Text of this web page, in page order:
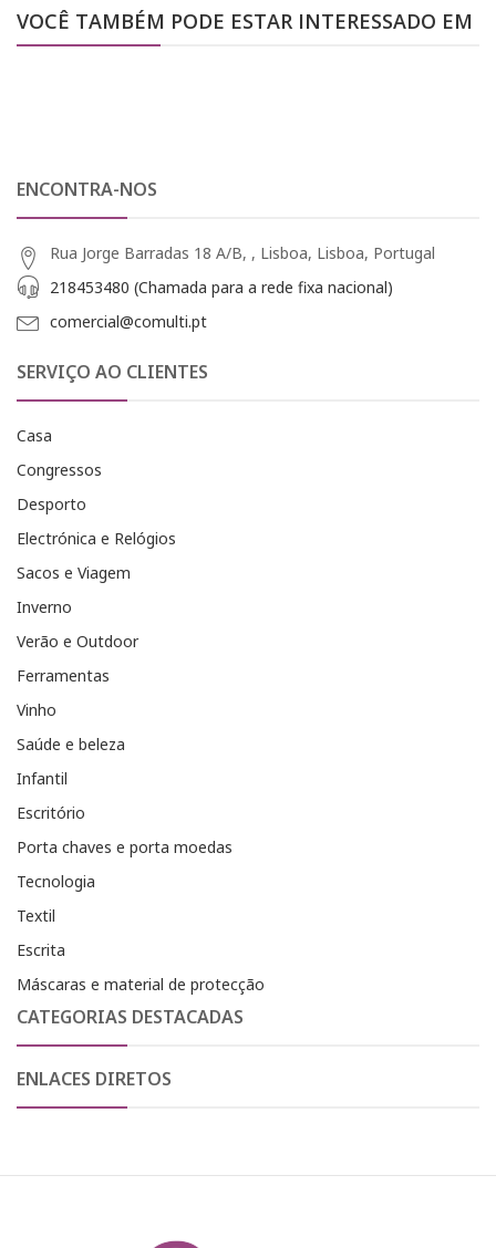
VOCÊ TAMBÉM PODE ESTAR INTERESSADO EM
ENCONTRA-NOS
Rua Jorge Barradas 18 A/B, , Lisboa, Lisboa, Portugal
218453480 (Chamada para a rede fixa nacional)
comercial@comulti.pt
SERVIÇO AO CLIENTES
Casa
Congressos
Desporto
Electrónica e Relógios
Sacos e Viagem
Inverno
Verão e Outdoor
Ferramentas
Vinho
Saúde e beleza
Infantil
Escritório
Porta chaves e porta moedas
Tecnologia
Textil
Escrita
Máscaras e material de protecção
CATEGORIAS DESTACADAS
ENLACES DIRETOS